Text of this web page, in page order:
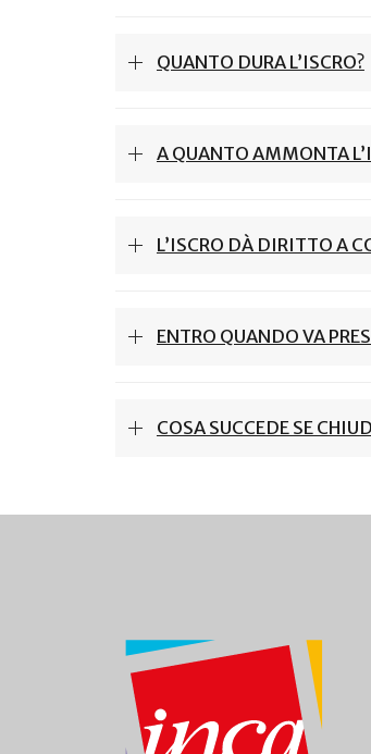
QUANTO DURA L’ISCRO?
A QUANTO AMMONTA
L’ISCRO DÀ DIRITTO A
ENTRO QUANDO VA
COSA SUCCEDE SE